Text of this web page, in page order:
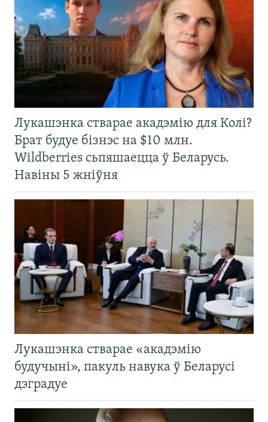
Лукашэнка стварае акадэмію для Колі?
Брат будуе бізнэс на $10 млн.
Wildberries сьпяшаецца ў Беларусь.
Навіны 5 жніўня
Лукашэнка стварае «акадэмію
будучыні», пакуль навука ў Беларусі
дэградуе